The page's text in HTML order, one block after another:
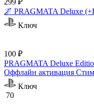
299 ₽
🌌 PRAGMATA Deluxe
Ключ
100 ₽
PRAGMATA Deluxe
Оффлайн активация
Ключ
70